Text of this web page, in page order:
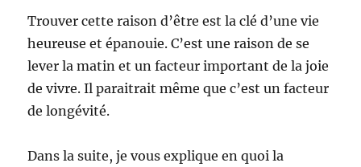
Trouver cette raison d’être est la clé d’une vie
heureuse et épanouie. C’est une raison de se
lever la matin et un facteur important de la joie
de vivre. Il paraitrait même que c’est un facteur
de longévité.
Dans la suite, je vous explique en quoi la